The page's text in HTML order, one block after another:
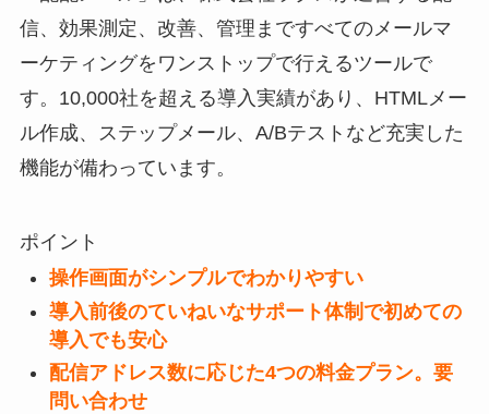
信、効果測定、改善、管理まですべてのメールマ
ーケティングをワンストップで行えるツールで
す。10,000社を超える導入実績があり、HTMLメー
ル作成、ステップメール、A/Bテストなど充実した
機能が備わっています。
ポイント
操作画面がシンプルでわかりやすい
導入前後のていねいなサポート体制で初めての
導入でも安心
配信アドレス数に応じた4つの料金プラン。要
問い合わせ